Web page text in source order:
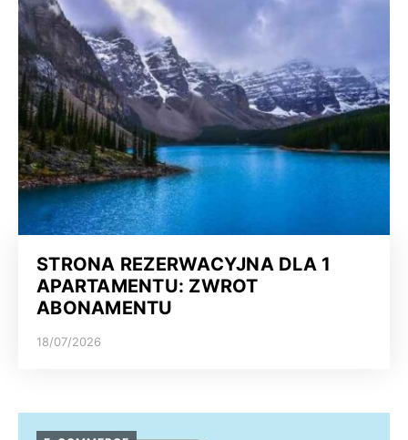
STRONA REZERWACYJNA DLA 1
APARTAMENTU: ZWROT
ABONAMENTU
18/07/2026